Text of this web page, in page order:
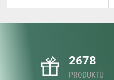
2678
PRODUKTŮ